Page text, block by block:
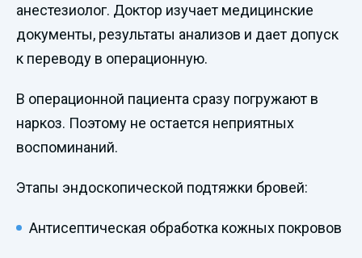
анестезиолог. Доктор изучает медицинские
документы, результаты анализов и дает допуск
к переводу в операционную.
В операционной пациента сразу погружают в
наркоз. Поэтому не остается неприятных
воспоминаний.
Этапы эндоскопической подтяжки бровей:
Антисептическая обработка кожных покровов